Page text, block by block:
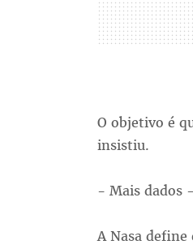
O objetivo é
insistiu.
- Mais dados -
A Nasa define